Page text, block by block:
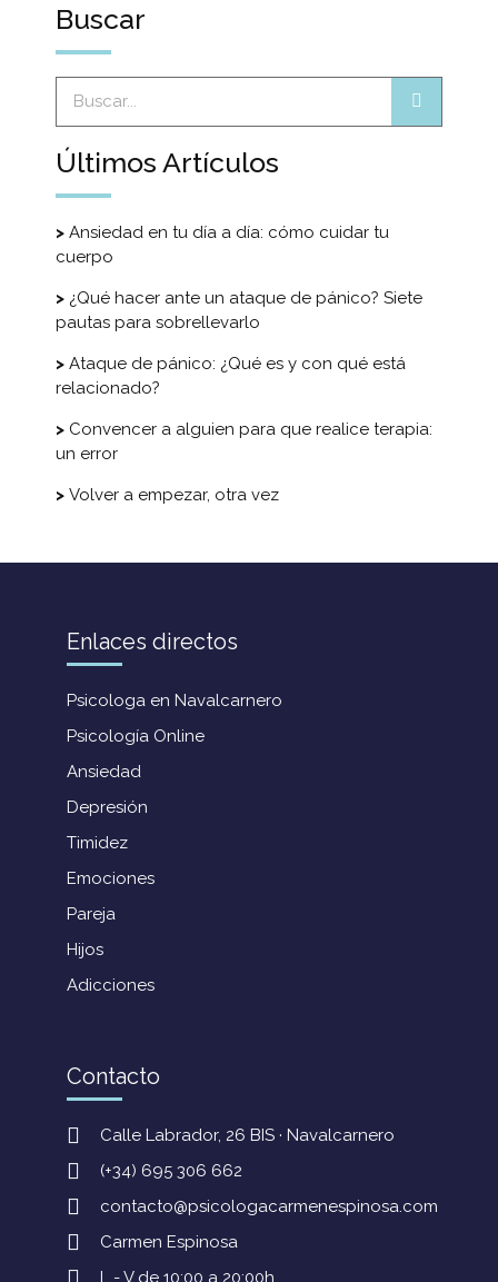
Buscar
Últimos Artículos
Ansiedad en tu día a día: cómo cuidar tu
cuerpo
¿Qué hacer ante un ataque de pánico? Siete
pautas para sobrellevarlo
Ataque de pánico: ¿Qué es y con qué está
relacionado?
Convencer a alguien para que realice terapia:
un error
Volver a empezar, otra vez
Enlaces directos
Psicologa en Navalcarnero
Psicología Online
Ansiedad
Depresión
Timidez
Emociones
Pareja
Hijos
Adicciones
Contacto
Calle Labrador, 26 BIS · Navalcarnero
(+34) 695 306 662
contacto@psicologacarmenespinosa.com
Carmen Espinosa
L - V de 10:00 a 20:00h